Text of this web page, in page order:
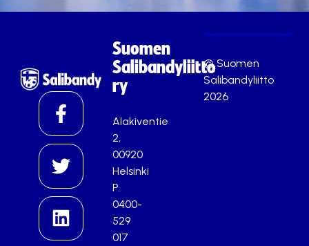
Suomen
Salibandyliitto
ry
Alakiventie
2,
00920
Helsinki
P.
0400-
529
017
© Suomen
Salibandyliitto
2026